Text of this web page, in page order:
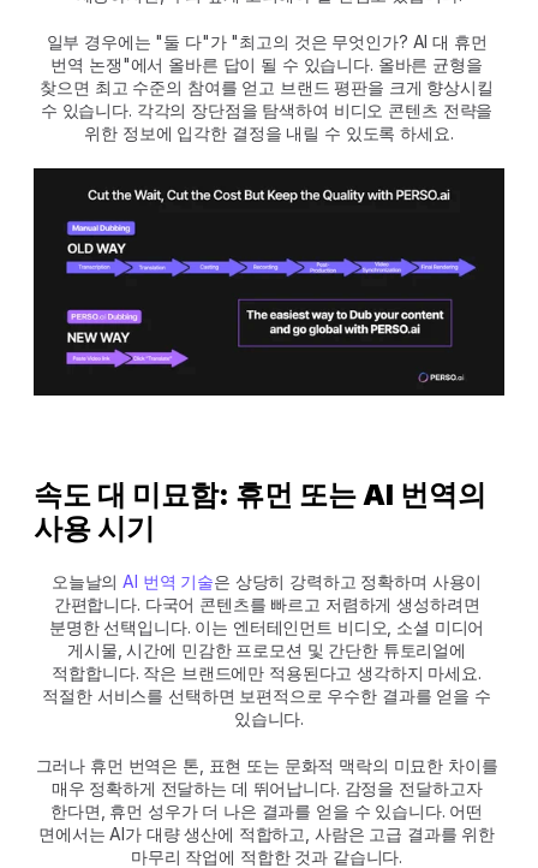
일부 경우에는 "둘 다"가 "최고의 것은 무엇인가? AI 대 휴먼
번역 논쟁"에서 올바른 답이 될 수 있습니다. 올바른 균형을
찾으면 최고 수준의 참여를 얻고 브랜드 평판을 크게 향상시킬
수 있습니다. 각각의 장단점을 탐색하여 비디오 콘텐츠 전략을
위한 정보에 입각한 결정을 내릴 수 있도록 하세요.
속도 대 미묘함: 휴먼 또는 AI 번역의
사용 시기
오늘날의 AI 번역 기술은 상당히 강력하고 정확하며 사용이
간편합니다. 다국어 콘텐츠를 빠르고 저렴하게 생성하려면
분명한 선택입니다. 이는 엔터테인먼트 비디오, 소셜 미디어
게시물, 시간에 민감한 프로모션 및 간단한 튜토리얼에
적합합니다. 작은 브랜드에만 적용된다고 생각하지 마세요.
적절한 서비스를 선택하면 보편적으로 우수한 결과를 얻을 수
있습니다.
그러나 휴먼 번역은 톤, 표현 또는 문화적 맥락의 미묘한 차이를
매우 정확하게 전달하는 데 뛰어납니다. 감정을 전달하고자
한다면, 휴먼 성우가 더 나은 결과를 얻을 수 있습니다. 어떤
면에서는 AI가 대량 생산에 적합하고, 사람은 고급 결과를 위한
마무리 작업에 적합한 것과 같습니다.